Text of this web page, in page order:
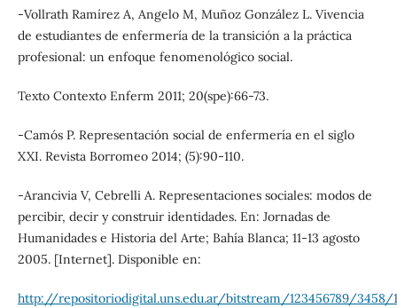
-Vollrath Ramírez A, Angelo M, Muñoz González L. Vivencia
de estudiantes de enfermería de la transición a la práctica
profesional: un enfoque fenomenológico social.
Texto Contexto Enferm 2011; 20(spe):66-73.
-Camós P. Representación social de enfermería en el siglo
XXI. Revista Borromeo 2014; (5):90-110.
-Arancivia V, Cebrelli A. Representaciones sociales: modos de
percibir, decir y construir identidades. En: Jornadas de
Humanidades e Historia del Arte; Bahía Blanca; 11-13 agosto
2005. [Internet]. Disponible en:
http://repositoriodigital.uns.edu.ar/bitstream/123456789/3458/